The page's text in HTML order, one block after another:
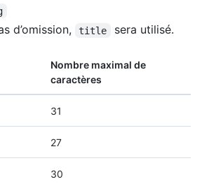
d’omission, title sera utilisé.
Nombre maximal de
caractères
31
27
30